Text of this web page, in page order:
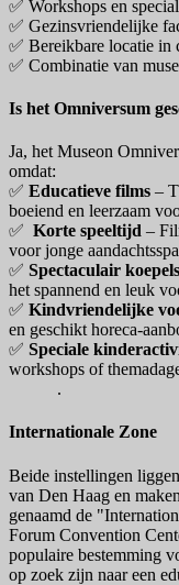
✅ Workshops en
✅ Gezinsvriendelijke
✅ Bereikbare locatie in
✅ Combinatie van
Is het Omniversum
Ja, het Museon
omdat:
✅ Educatieve films –
boeiend en leerzaam
✅ Korte speeltijd –
voor jonge
✅ Spectaculair
het spannend en leuk
✅ Kindvriendelijke
en geschikt horeca-
✅ Speciale
.
Internationale Zone
Beide instellingen
van Den Haag en
genaamd de
Forum Convention
populaire bestemming
op zoek zijn naar een